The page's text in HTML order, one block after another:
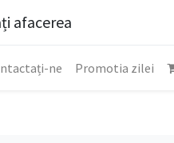
afacerea
ne Promotia zilei